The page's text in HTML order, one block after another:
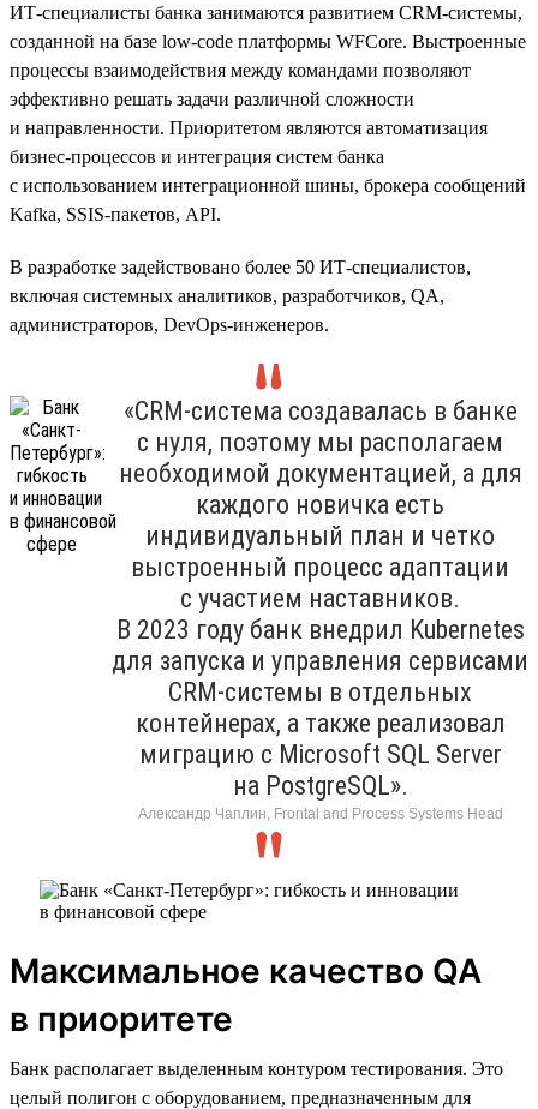
ИТ-специалисты банка занимаются развитием CRM-системы,
созданной на базе low-code платформы WFСore. Выстроенные
процессы взаимодействия между командами позволяют
эффективно решать задачи различной сложности
и направленности. Приоритетом являются автоматизация
бизнес-процессов и интеграция систем банка
с использованием интеграционной шины, брокера сообщений
Kafka, SSIS-пакетов, API.
В разработке задействовано более 50 ИТ-специалистов,
включая системных аналитиков, разработчиков, QA,
администраторов, DevOps-инженеров.
«CRM-система создавалась в банке
с нуля, поэтому мы располагаем
необходимой документацией, а для
каждого новичка есть
индивидуальный план и четко
выстроенный процесс адаптации
с участием наставников.
В 2023 году банк внедрил Kubernetes
для запуска и управления сервисами
CRM-системы в отдельных
контейнерах, а также реализовал
миграцию с Microsoft SQL Server
на PostgreSQL».
Александр Чаплин, Frontal and Process Systems Head
Максимальное качество QA
в приоритете
Банк располагает выделенным контуром тестирования. Это
целый полигон с оборудованием, предназначенным для